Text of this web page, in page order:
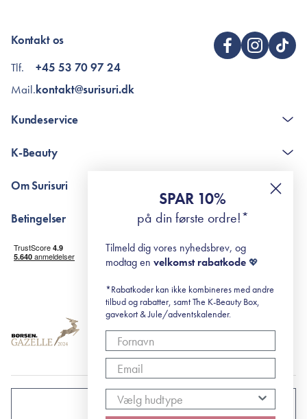
Kontakt os
Tlf.
Mail.
+45 53 70 97 24
kontakt@surisuri.dk
Kundeservice
The K-Beauty Box - spørgsmål og svar
RE-ZIP
K-Beauty
Retinol for begyndere
surisuri's mini guide til rosacea
Om Surisuri
Black Friday
Betingelser
Levering og returnering
Handelsbetingelser
Abonnementsbetingelser
DANMARK
SPAR 10%
på din første ordre!*
Tilmeld dig vores nyhedsbrev, og
modtag en velkomst rabatkode 💖
*Rabatkoder kan ikke kombineres med andre
tilbud og rabatter, samt The K-Beauty Box,
gavekort & Jule/adventskalender.